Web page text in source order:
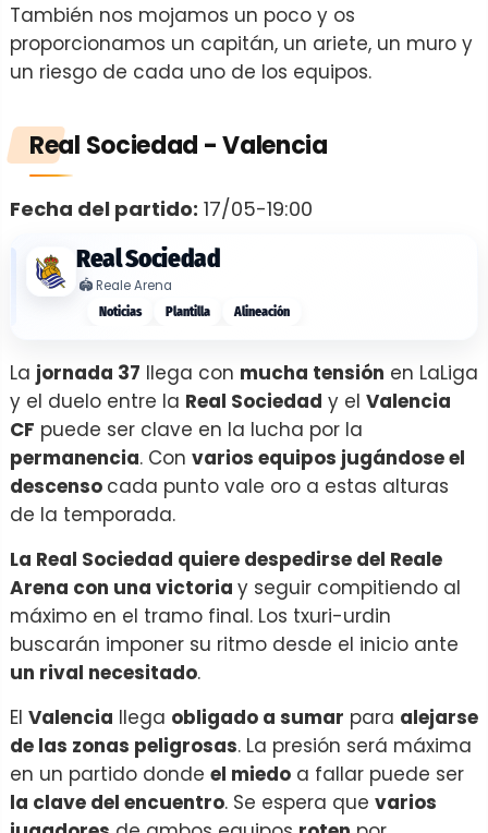
También nos mojamos un poco y os
proporcionamos un capitán, un ariete, un muro y
un riesgo de cada uno de los equipos.
Real Sociedad - Valencia
Fecha del partido: 17/05-19:00
Real Sociedad
🏟️Reale Arena
Noticias Plantilla Alineación
La jornada 37 llega con mucha tensión en LaLiga
y el duelo entre la Real Sociedad y el Valencia
CF puede ser clave en la lucha por la
permanencia. Con varios equipos jugándose el
descenso cada punto vale oro a estas alturas
de la temporada.
La Real Sociedad quiere despedirse del Reale
Arena con una victoria y seguir compitiendo al
máximo en el tramo final. Los txuri-urdin
buscarán imponer su ritmo desde el inicio ante
un rival necesitado.
El Valencia llega obligado a sumar para alejarse
de las zonas peligrosas. La presión será máxima
en un partido donde el miedo a fallar puede ser
la clave del encuentro. Se espera que varios